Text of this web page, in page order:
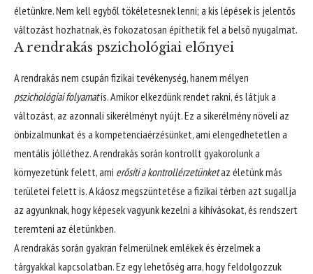
életünkre. Nem kell egyből tökéletesnek lenni; a kis lépések is jelentős
változást hozhatnak, és fokozatosan építhetik fel a belső nyugalmat.
A rendrakás pszichológiai előnyei
A rendrakás nem csupán fizikai tevékenység, hanem mélyen
pszichológiai folyamatis. Amikor elkezdünk rendet rakni, és látjuk a
változást, az azonnali sikerélményt nyújt. Ez a sikerélmény növeli az
önbizalmunkat és a kompetenciaérzésünket, ami elengedhetetlen a
mentális jólléthez. A rendrakás során kontrollt gyakorolunk a
környezetünk felett, ami erősíti a kontrollérzetünketaz életünk más
területei felett is. A káosz megszüntetése a fizikai térben azt sugallja
az agyunknak, hogy képesek vagyunk kezelni a kihívásokat, és rendszert
teremteni az életünkben.
A rendrakás során gyakran felmerülnek emlékek és érzelmek a
tárgyakkal kapcsolatban. Ez egy lehetőség arra, hogy feldolgozzuk